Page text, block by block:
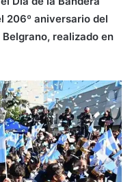
206º aniversario del
realizado en